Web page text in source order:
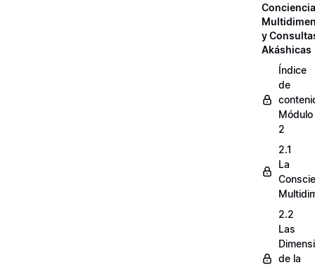
Conciencia
y
Akáshicas
Índice
de
Módulo
2
2.1
La
2.2
Las
de la